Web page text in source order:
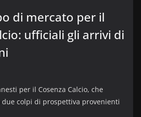
di mercato per il
ufficiali gli arrivi di
per il Cosenza Calcio, che
colpi di prospettiva provenienti